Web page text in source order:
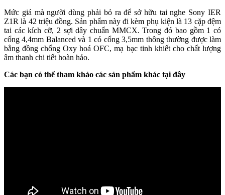
Mức giá mà người dùng phải bỏ ra để sở hữu tai nghe Sony IER
Z1R là 42 triệu đồng. Sản phẩm này đi kèm phụ kiện là 13 cặp đệm
tai các kích cỡ, 2 sợi dây chuẩn MMCX. Trong đó bao gồm 1 có
cổng 4,4mm Balanced và 1 có cổng 3,5mm thông thường được làm
bằng đồng chống Oxy hoá OFC, mạ bạc tinh khiết cho chất lượng
âm thanh chi tiết hoàn hảo.
Các bạn có thể tham khảo các sản phẩm khác tại đây